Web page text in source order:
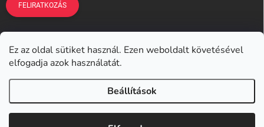
Ez az oldal sütiket használ. Ezen weboldalt követésével
elfogadja azok használatát.
Beállítások
FELIRATKOZÁS
Earplugs.cz Earplugs.sk
Earplugs.at Earplugs.ro Lunesto.cz
Earplugs.hu . Minden jog fenntartva.